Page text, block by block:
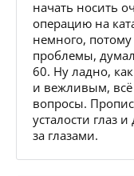
начать носить
операцию на
немного,
проблемы,
60. Ну ладно,
и вежливым, всё
вопросы.
усталости глаз
за глазами.